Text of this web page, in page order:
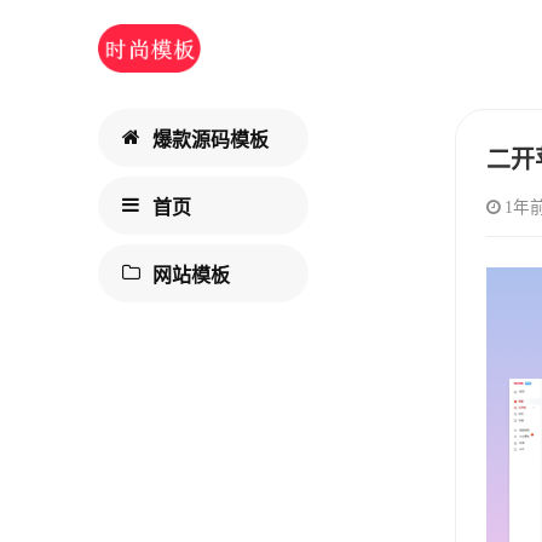
爆款源码模板
首页
网站模板
二开
1年